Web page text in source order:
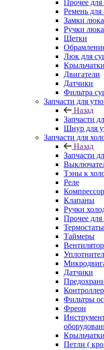
Прочее
Ремень
Замки
Ручки люка
Щетки
Люк для
Двигатели
Датчики
Фильтра
Запчасти для
Назад
Запчасти
Шнур для
Запчасти для
Назад
Запчасти
Тэны к
Реле
Клапаны
Ручки
Прочее для
Термостаты
Таймеры
Датчики
Фильтры
Фреон
Крыльчатки
Петли (